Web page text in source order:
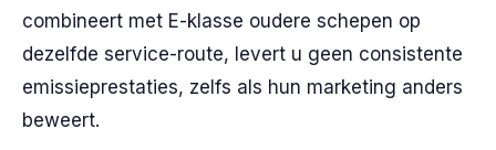
combineert met E-klasse oudere schepen op
dezelfde service-route, levert u geen consistente
emissieprestaties, zelfs als hun marketing anders
beweert.